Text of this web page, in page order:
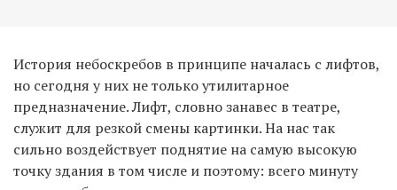
История небоскребов в принципе началась с лифтов,
но сегодня у них не только утилитарное
предназначение. Лифт, словно занавес в театре,
служит для резкой смены картинки. На нас так
сильно воздействует поднятие на самую высокую
точку здания в том числе и поэтому: всего минуту